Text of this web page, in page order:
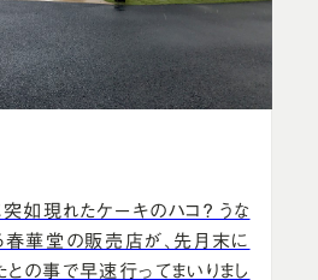
如現れたケーキのハコ？ うな
春華堂の販売店が、先月末に
との事で早速行ってまいりまし